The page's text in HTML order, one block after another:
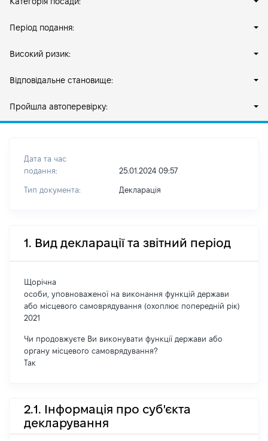
Період подання:
Високий ризик:
Відповідальне становище:
Пройшла автоперевірку:
Дата та час
подання:
25.01.2024 09:57
Тип документа: Декларація
1. Вид декларації та звітний період
Щорічна
особи, уповноваженої на виконання функцій держави
або місцевого самоврядування (охоплює попередній рік)
2021
Чи продовжуєте Ви виконувати функції держави або
органу місцевого самоврядування?
Так
2.1. Інформація про суб'єкта
декларування